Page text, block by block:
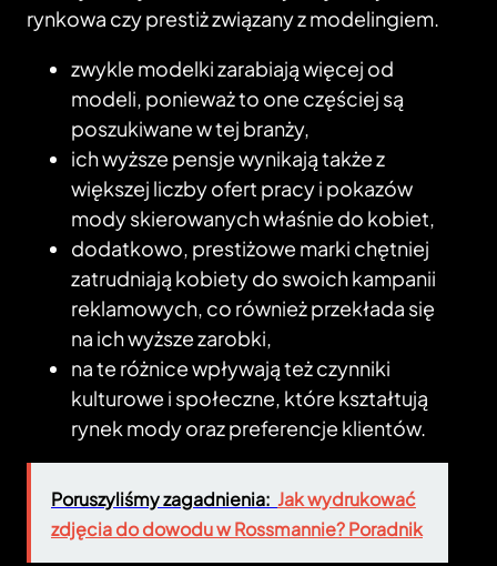
rynkowa czy prestiż związany z modelingiem.
zwykle modelki zarabiają więcej od
modeli, ponieważ to one częściej są
poszukiwane w tej branży,
ich wyższe pensje wynikają także z
większej liczby ofert pracy i pokazów
mody skierowanych właśnie do kobiet,
dodatkowo, prestiżowe marki chętniej
zatrudniają kobiety do swoich kampanii
reklamowych, co również przekłada się
na ich wyższe zarobki,
na te różnice wpływają też czynniki
kulturowe i społeczne, które kształtują
rynek mody oraz preferencje klientów.
Poruszyliśmy zagadnienia: Jak wydrukować
zdjęcia do dowodu w Rossmannie? Poradnik